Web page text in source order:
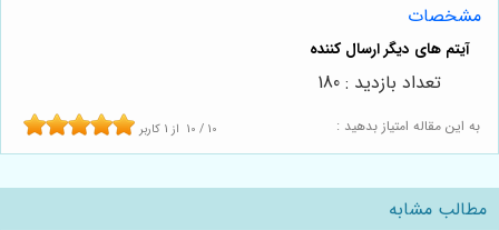
مشخصات
به این مقاله امتیاز بدهید : 10 / 10 از 1 کاربر
تعداد بازدید : 180
مطالب مشابه